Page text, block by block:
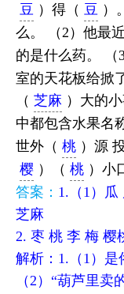
豆 ）得（ 豆 ）
么。 （2）他最
的是什么药。 （
室的天花板给掀
（ 芝麻 ）大的
中都包含水果名
世外（ 桃 ）源
樱 ）（ 桃 ）小
答案： 1.（1）瓜
芝麻
2. 枣 桃 李 梅 樱
解析：1.（1）是
（2）“葫芦里卖